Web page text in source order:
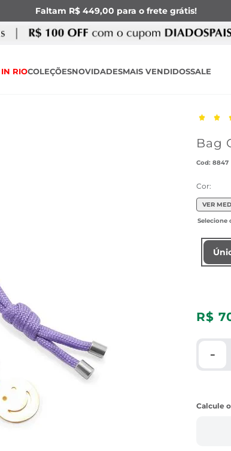
Faltam R$ 449,00 para o frete grátis!
IN RIOCOLEÇÕESNOVIDADESMAIS VENDIDOSSALE
Bag
:8847
Cor:
VER
R$
－